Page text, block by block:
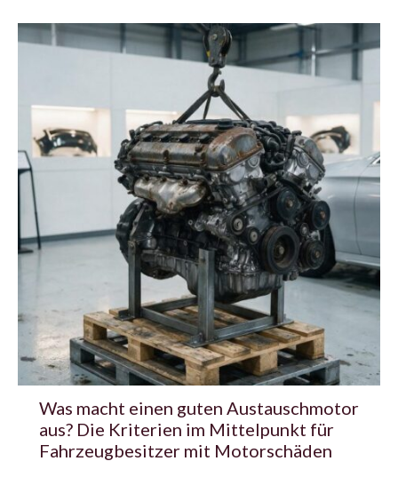
Was macht einen guten Austauschmotor
aus? Die Kriterien im Mittelpunkt für
Fahrzeugbesitzer mit Motorschäden